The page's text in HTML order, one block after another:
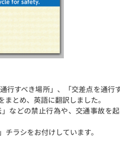
すべき場所」、「交差点を通行
とめ、英語に翻訳しました。
などの禁止行為や、交通事故を
ラシをお付けしています。